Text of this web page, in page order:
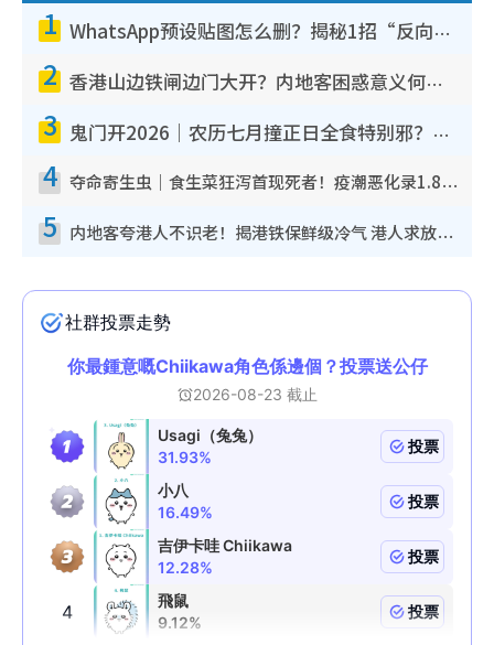
1 WhatsApp预设贴图怎么删？揭秘1招“反向操作”还原简洁界面 附3步实测教程
2 香港山边铁闸边门大开？内地客困惑意义何在！网友神回复：这种叫法理性防御
3 鬼门开2026｜农历七月撞正日全食特别邪？专家警告切忌做一事！揭4大禁忌+2招保平安
4 夺命寄生虫｜食生菜狂泻首现死者！疫潮恶化录1.8万宗病例 揭洗菜3大谬误
5 内地客夸港人不识老！揭港铁保鲜级冷气 港人求放过：别投诉